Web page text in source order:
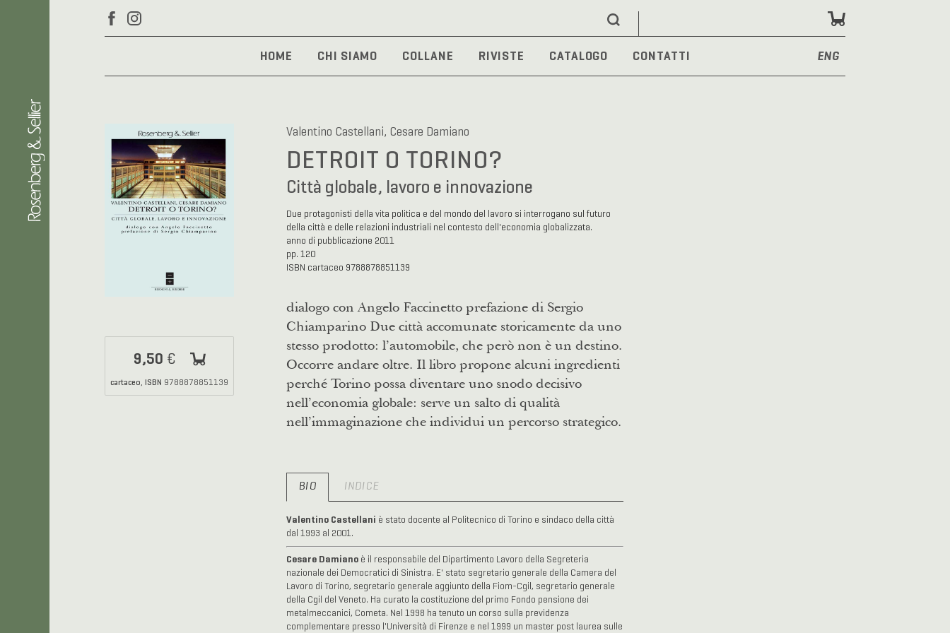
HOME CHI SIAMO COLLANE RIVISTE CATALOGO CONTATTI ENG
9,50 €
cartaceo, ISBN 9788878851139
Valentino Castellani, Cesare Damiano
DETROIT O TORINO?
Città globale, lavoro e innovazione
Due protagonisti della vita politica e del mondo del lavoro si interrogano sul futuro
della città e delle relazioni industriali nel contesto dell'economia globalizzata.
anno di pubblicazione 2011
pp. 120
ISBN cartaceo 9788878851139
dialogo con Angelo Faccinetto prefazione di Sergio
Chiamparino Due città accomunate storicamente da uno
stesso prodotto: l’automobile, che però non è un destino.
Occorre andare oltre. Il libro propone alcuni ingredienti
perché Torino possa diventare uno snodo decisivo
nell’economia globale: serve un salto di qualità
nell’immaginazione che individui un percorso strategico.
BIO INDICE
Valentino Castellani è stato docente al Politecnico di Torino e sindaco della città
dal 1993 al 2001.
Cesare Damianoè il responsabile del Dipartimento Lavoro della Segreteria
nazionale dei Democratici di Sinistra. E' stato segretario generale della Camera del
Lavoro di Torino, segretario generale aggiunto della Fiom-Cgil, segretario generale
della Cgil del Veneto. Ha curato la costituzione del primo Fondo pensione dei
metalmeccanici, Cometa. Nel 1998 ha tenuto un corso sulla previdenza
complementare presso l'Università di Firenze e nel 1999 un master post laurea sulle